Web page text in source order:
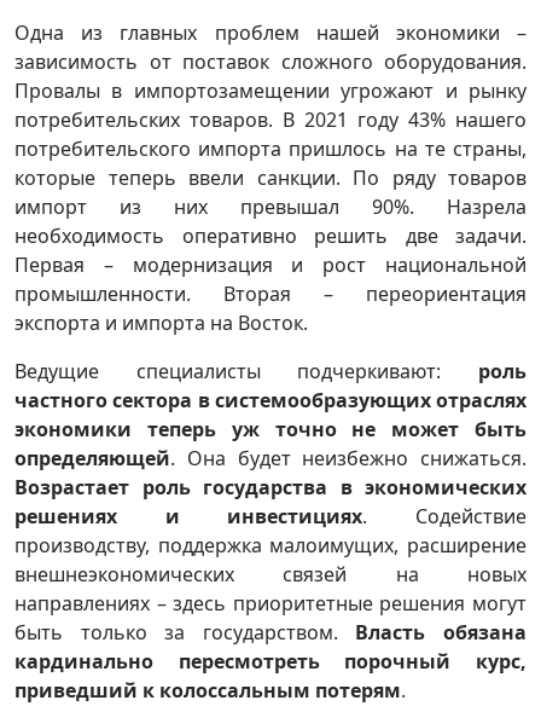
Одна из главных проблем нашей экономики –
зависимость от поставок сложного оборудования.
Провалы в импортозамещении угрожают и рынку
потребительских товаров. В 2021 году 43% нашего
потребительского импорта пришлось на те страны,
которые теперь ввели санкции. По ряду товаров
импорт из них превышал 90%. Назрела
необходимость оперативно решить две задачи.
Первая – модернизация и рост национальной
промышленности. Вторая – переориентация
экспорта и импорта на Восток.
Ведущие специалисты подчеркивают: роль
частного сектора в системообразующих отраслях
экономики теперь уж точно не может быть
определяющей. Она будет неизбежно снижаться.
Возрастает роль государства в экономических
решениях и инвестициях. Содействие
производству, поддержка малоимущих, расширение
внешнеэкономических связей на новых
направлениях – здесь приоритетные решения могут
быть только за государством. Власть обязана
кардинально пересмотреть порочный курс,
приведший к колоссальным потерям.